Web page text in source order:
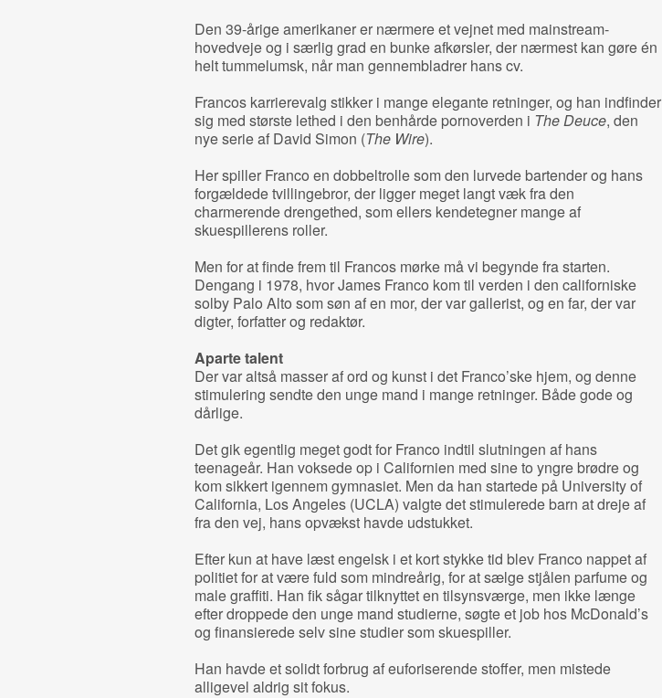
Den 39-årige amerikaner er nærmere et vejnet med mainstream-
hovedveje og i særlig grad en bunke afkørsler, der nærmest kan gøre én
helt tummelumsk, når man gennembladrer hans cv.
Francos karrierevalg stikker i mange elegante retninger, og han indfinder
sig med største lethed i den benhårde pornoverden i The Deuce, den
nye serie af David Simon (The Wire).
Her spiller Franco en dobbeltrolle som den lurvede bartender og hans
forgældede tvillingebror, der ligger meget langt væk fra den
charmerende drengethed, som ellers kendetegner mange af
skuespillerens roller.
Men for at finde frem til Francos mørke må vi begynde fra starten.
Dengang i 1978, hvor James Franco kom til verden i den californiske
solby Palo Alto som søn af en mor, der var gallerist, og en far, der var
digter, forfatter og redaktør.
Aparte talent
Der var altså masser af ord og kunst i det Franco’ske hjem, og denne
stimulering sendte den unge mand i mange retninger. Både gode og
dårlige.
Det gik egentlig meget godt for Franco indtil slutningen af hans
teenageår. Han voksede op i Californien med sine to yngre brødre og
kom sikkert igennem gymnasiet. Men da han startede på University of
California, Los Angeles (UCLA) valgte det stimulerede barn at dreje af
fra den vej, hans opvækst havde udstukket.
Efter kun at have læst engelsk i et kort stykke tid blev Franco nappet af
politiet for at være fuld som mindreårig, for at sælge stjålen parfume og
male graffiti. Han fik sågar tilknyttet en tilsynsværge, men ikke længe
efter droppede den unge mand studierne, søgte et job hos McDonald’s
og finansierede selv sine studier som skuespiller.
Han havde et solidt forbrug af euforiserende stoffer, men mistede
alligevel aldrig sit fokus.